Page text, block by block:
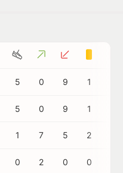
5 0 9 1
5 0 9 1
1 7 5 2
0 2 0 0